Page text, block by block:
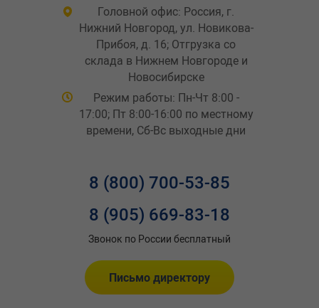
Головной офис: Россия, г.
Нижний Новгород, ул. Новикова-
Прибоя, д. 16; Отгрузка со
склада в Нижнем Новгороде и
Новосибирске
Режим работы: Пн-Чт 8:00 -
17:00; Пт 8:00-16:00 по местному
времени, Сб-Вс выходные дни
8 (800) 700-53-85
8 (905) 669-83-18
Звонок по России бесплатный
Письмо директору